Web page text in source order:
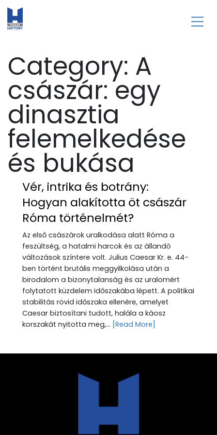
Category: A
császár: egy
dinasztia
felemelkedése
és bukása
Vér, intrika és botrány:
Hogyan alakította öt császár
Róma történelmét?
Az első császárok uralkodása alatt Róma a
feszültség, a hatalmi harcok és az állandó
változások színtere volt. Julius Caesar Kr. e. 44-
ben történt brutális meggyilkolása után a
birodalom a bizonytalanság és az uralomért
folytatott küzdelem időszakába lépett. A politikai
stabilitás rövid időszaka ellenére, amelyet
Caesar biztosítani tudott, halála a káosz
korszakát nyitotta meg,... [Read More]